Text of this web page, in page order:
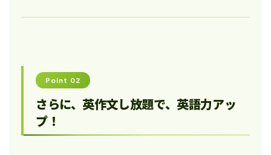
Point 02
さらに、英作文し放題で、英語力アッ
プ！